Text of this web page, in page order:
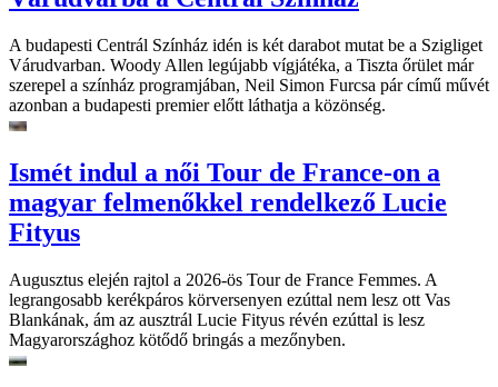
A budapesti Centrál Színház idén is két darabot mutat be a Szigliget
Várudvarban. Woody Allen legújabb vígjátéka, a Tiszta őrület már
szerepel a színház programjában, Neil Simon Furcsa pár című művét
azonban a budapesti premier előtt láthatja a közönség.
Ismét indul a női Tour de France-on a
magyar felmenőkkel rendelkező Lucie
Fityus
Augusztus elején rajtol a 2026-ös Tour de France Femmes. A
legrangosabb kerékpáros körversenyen ezúttal nem lesz ott Vas
Blankának, ám az ausztrál Lucie Fityus révén ezúttal is lesz
Magyarországhoz kötődő bringás a mezőnyben.